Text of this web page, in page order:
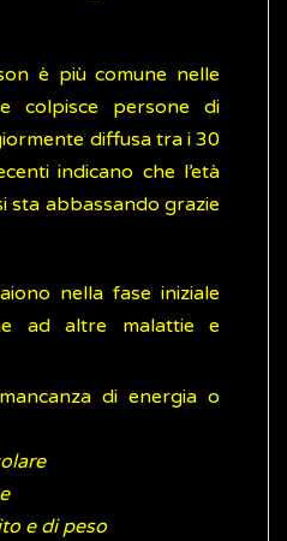
è più comune nelle
colpisce persone di
diffusa tra i 30
indicano che l’età
sta abbassando grazie
nella fase iniziale
ad altre malattie e
di energia o
e di peso